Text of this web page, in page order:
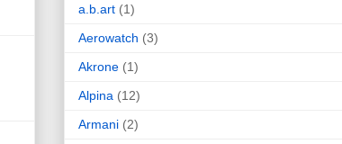
a.b.art (1)
Aerowatch (3)
Akrone (1)
Alpina (12)
Armani (2)